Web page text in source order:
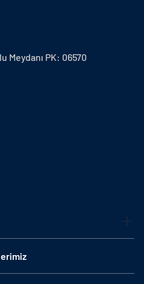
Meydanı PK: 06570